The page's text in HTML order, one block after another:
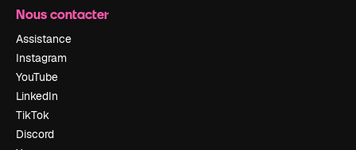
Nous contacter
Assistance
Instagram
YouTube
LinkedIn
TikTok
Discord